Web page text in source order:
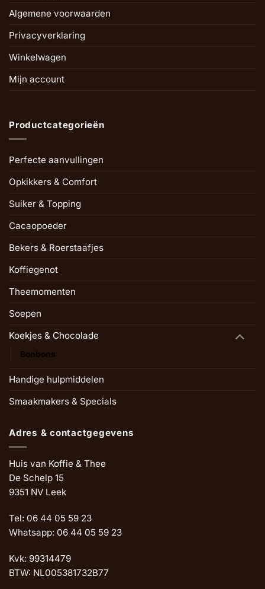
Algemene voorwaarden
Privacyverklaring
Winkelwagen
Mijn account
Productcategorieën
Perfecte aanvullingen
Opkikkers & Comfort
Suiker & Topping
Cacaopoeder
Bekers & Roerstaafjes
Koffiegenot
Theemomenten
Soepen
Koekjes & Chocolade
Bonbons
Handige hulpmiddelen
Smaakmakers & Specials
Adres & contactgegevens
Huis van Koffie & Thee
De Schelp 15
9351 NV Leek
Tel: 06 44 05 59 23
Whatsapp: 06 44 05 59 23
Kvk: 99314479
BTW: NL005381732B77